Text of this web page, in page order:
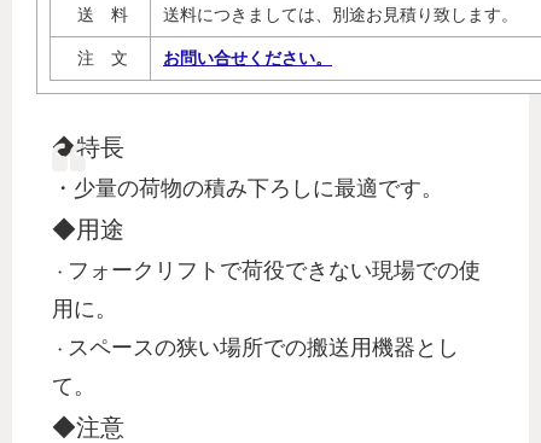
送 料 送料につきましては、別途お見積り致します。
注 文 お問い合せください。
◆特長
・少量の荷物の積み下ろしに最適です。
◆用途
・ フォークリフトで荷役できない現場での使
用に。
・ スペースの狭い場所での搬送用機器とし
て。
◆注意